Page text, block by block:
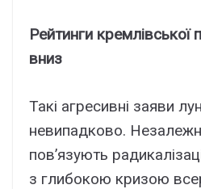
Рейтинги кремлівської
вниз
Такі агресивні заяви
невипадково.
пов’язують
з глибокою кризою